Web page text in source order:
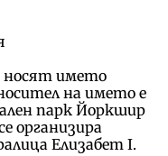
носят името
на името е
парк Йоркшир
организира
Елизабет I.